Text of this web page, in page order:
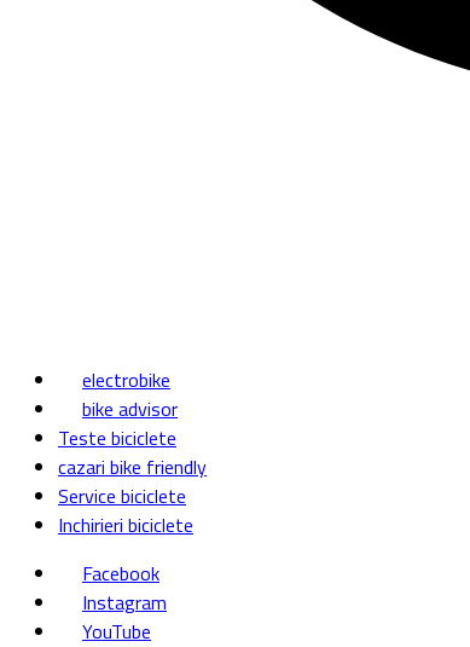
electrobike
bike advisor
Teste biciclete
cazari bike friendly
Service biciclete
Inchirieri biciclete
Facebook
Instagram
YouTube